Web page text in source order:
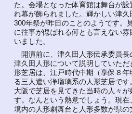
た。会場となった体育館は舞台が
れ幕が飾られました。輝かしい津
300年祭が昨日のことのようです。
に往事が偲ばれる何とも言えない雰
いました。
開演前に、津久田人形伝承委員長
津久田人形について説明していただ
形芝居は、江戸時代中期（享保８
る三人遣い浄瑠璃系の人形芝居です
大阪で芝居を見てきた当時の人々
す。なんという熱意でしょう。現
境内の人形劇舞台と人形多数が県の